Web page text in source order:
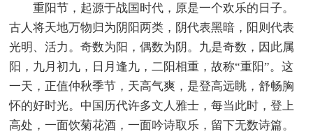
重阳节，起源于战国时代，原是一个欢乐的日子。
古人将天地万物归为阴阳两类，阴代表黑暗，阳则代表
光明、活力。奇数为阳，偶数为阴。九是奇数，因此属
阳，九月初九，日月逢九，二阳相重，故称“重阳”。这
一天，正值仲秋季节，天高气爽，是登高远眺，舒畅胸
怀的好时光。中国历代许多文人雅士，每当此时，登上
高处，一面饮菊花酒，一面吟诗取乐，留下无数诗篇。